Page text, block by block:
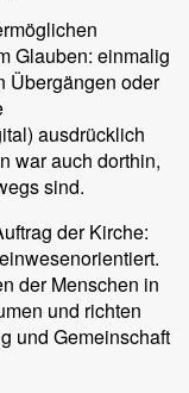
Glauben: einmalig
Übergängen oder
ausdrücklich
war auch dorthin,
sind.
der Kirche:
der Menschen in
und richten
und Gemeinschaft